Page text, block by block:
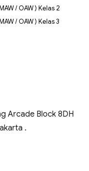
/ OAW ) Kelas 2
/ OAW ) Kelas 3
Arcade Block 8DH
.